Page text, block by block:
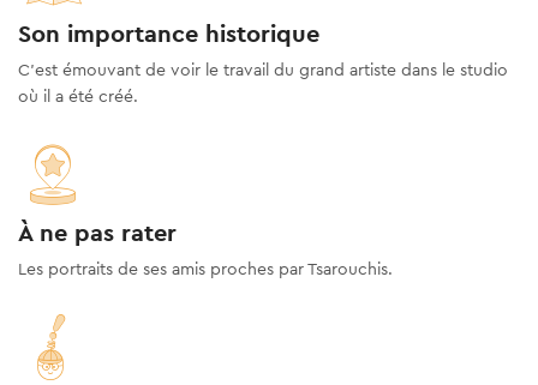
Son importance historique
C’est émouvant de voir le travail du grand artiste dans le studio
où il a été créé.
À ne pas rater
Les portraits de ses amis proches par Tsarouchis.